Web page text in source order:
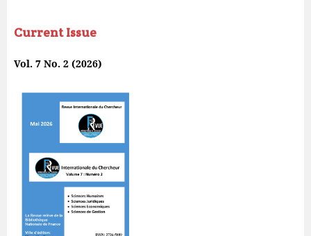
Current Issue
Vol. 7 No. 2 (2026)